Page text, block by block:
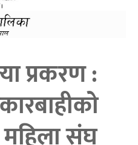
प्रकरण :